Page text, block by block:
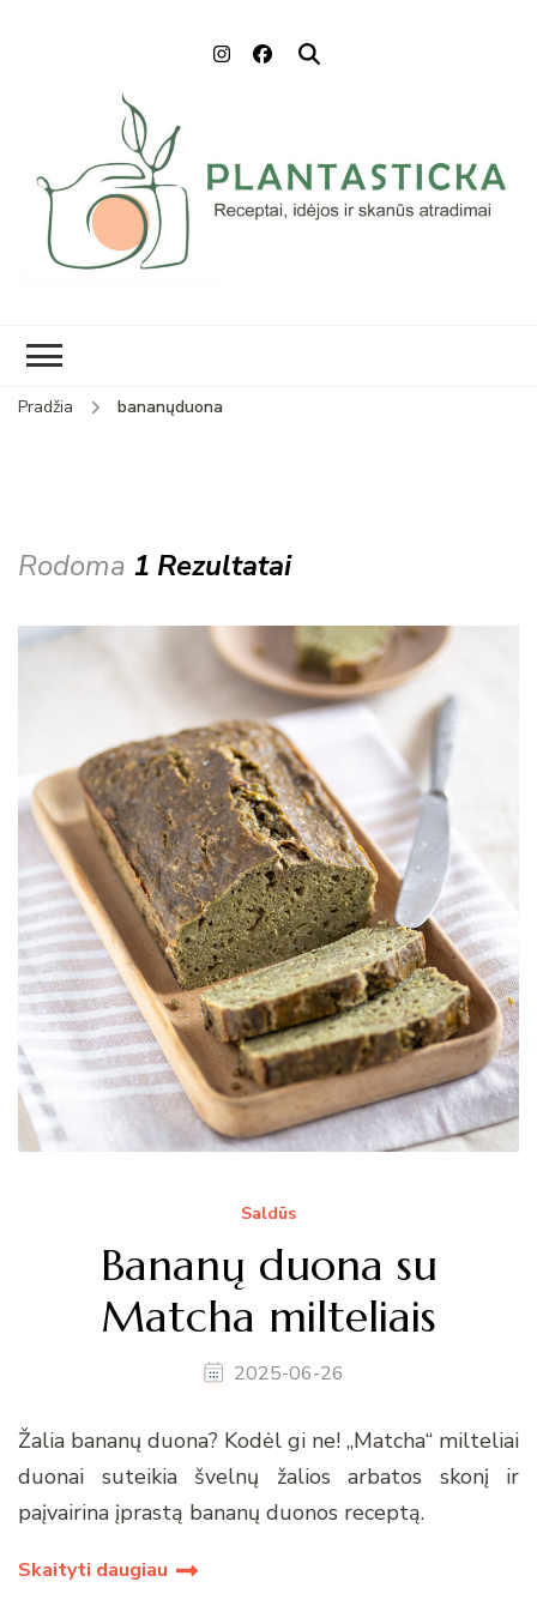
Pradžia bananųduona
Rodoma 1 Rezultatai
Saldūs
Bananų duona su
Matcha milteliais
2025-06-26
Žalia bananų duona? Kodėl gi ne! „Matcha“ milteliai
duonai suteikia švelnų žalios arbatos skonį ir
paįvairina įprastą bananų duonos receptą.
Skaityti daugiau